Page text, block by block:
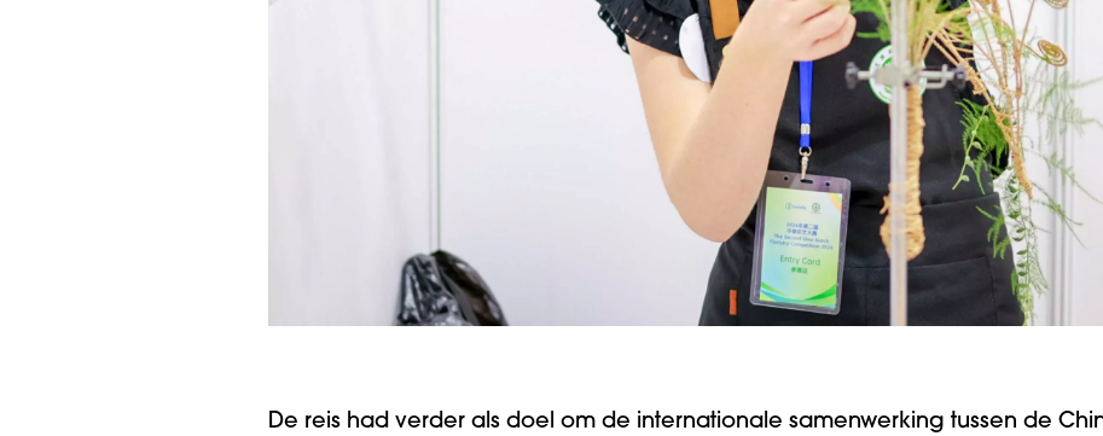
De reis had verder als doel om de internationale samenwerking tussen de